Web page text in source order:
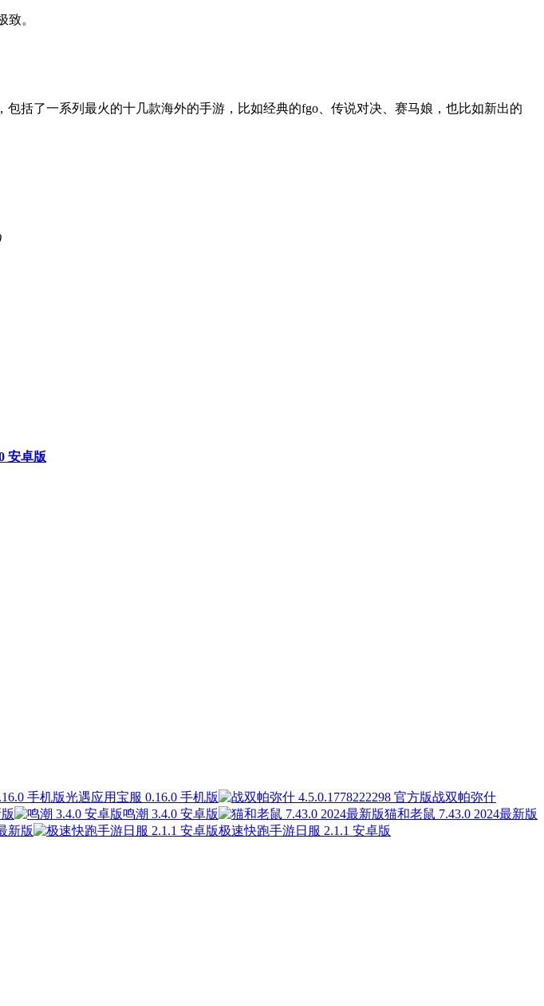
。
括了一系列最火的十几款海外的手游，比如经典的fgo、传说对决、赛马娘，也比如新出的
安卓版
光遇应用宝服 0.16.0 手机版
战双帕弥什
鸣潮 3.4.0 安卓版
猫和老鼠 7.43.0 2024最新版
新版 极速快跑手游日服 2.1.1 安卓版